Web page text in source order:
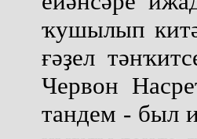
ҡушылып
ғәҙел
Червон
тандем - был